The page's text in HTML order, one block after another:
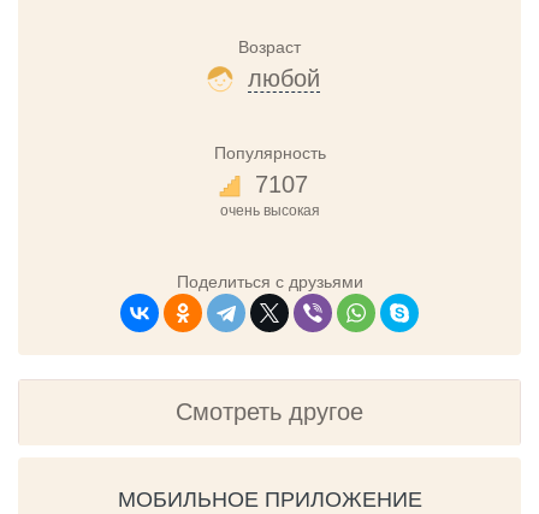
Возраст
любой
Популярность
7107
очень высокая
Поделиться с друзьями
Смотреть другое
МОБИЛЬНОЕ ПРИЛОЖЕНИЕ